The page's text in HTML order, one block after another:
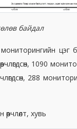
байдал
цэг
1090
288
хувь